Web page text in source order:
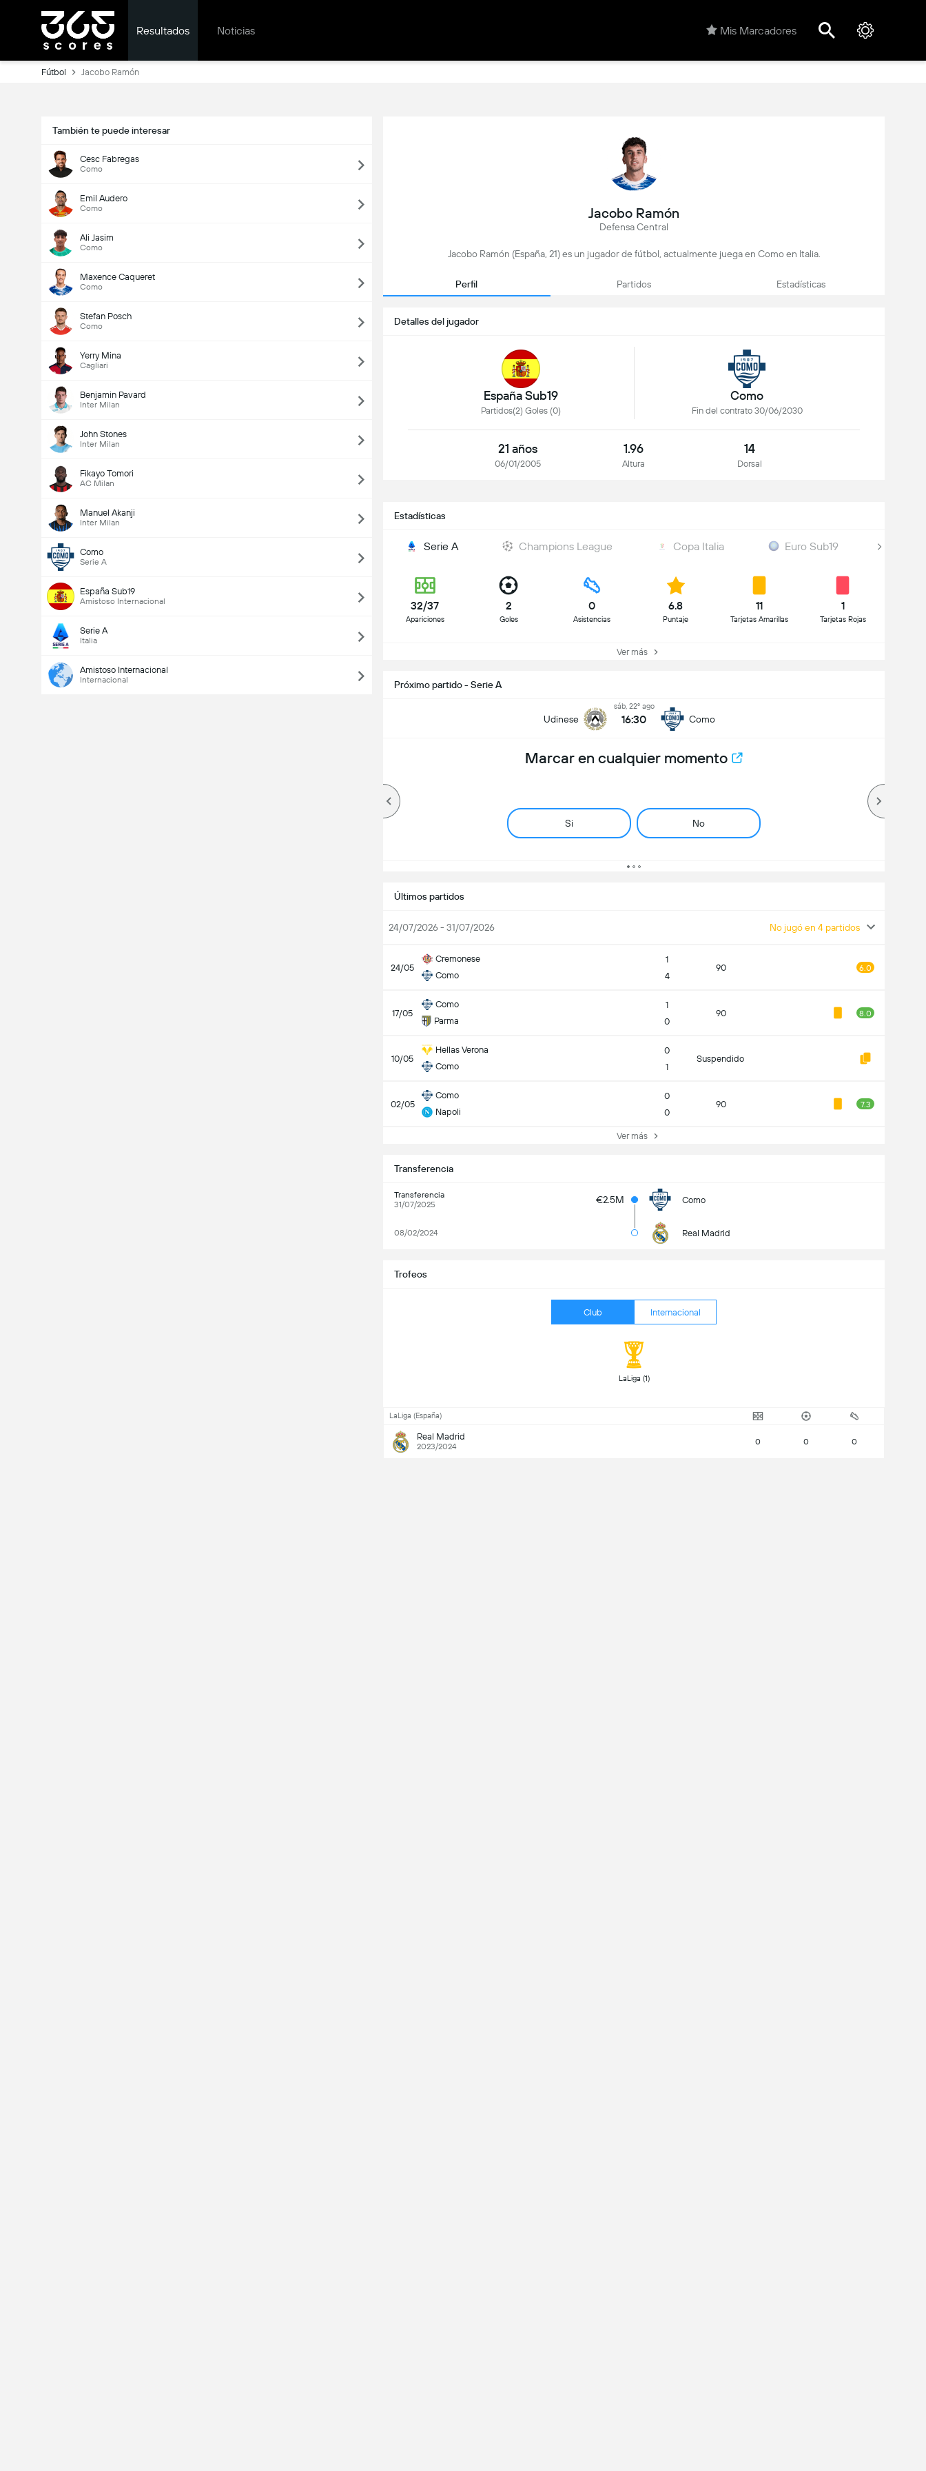
Resultados Noticias Mis Marcadores
Fútbol Jacobo Ramón
También te puede interesar
Cesc Fabregas
Como
Emil Audero
Como
Ali Jasim
Como
Maxence Caqueret
Como
Stefan Posch
Como
Yerry Mina
Cagliari
Benjamin Pavard
Inter Milan
John Stones
Inter Milan
Fikayo Tomori
AC Milan
Manuel Akanji
Inter Milan
Como
Serie A
España Sub19
Amistoso Internacional
Serie A
Italia
Amistoso Internacional
Internacional
Jacobo Ramón
Defensa Central
Jacobo Ramón (España, 21) es un jugador de fútbol, actualmente juega en Como en Italia.
Perfil Partidos Estadísticas
Detalles del jugador
España Sub19
Partidos(2) Goles (0)
Como
Fin del contrato 30/06/2030
21 años
06/01/2005
1.96
Altura
14
Dorsal
Estadísticas
Serie A Champions League Copa Italia Euro Sub19
32/37
Apariciones
2
Goles
0
Asistencias
6.8
Puntaje
11
Tarjetas Amarillas
1
Tarjetas Rojas
Ver más
Próximo partido - Serie A
Udinese
sáb, 22º ago
16:30 Como
Marcar en cualquier momento
Si No
Últimos partidos
24/07/2026 - 31/07/2026 No jugó en 4 partidos
24/05
Cremonese
Como
1
4
90 6.0
17/05
Como
Parma
1
0
90 8.0
10/05
Hellas Verona
Como
0
1
Suspendido
02/05
Como
Napoli
0
0
90 7.3
Ver más
Transferencia
Transferencia
31/07/2025
€2.5M Como
08/02/2024 Real Madrid
Trofeos
Club Internacional
LaLiga (1)
LaLiga (España)
Real Madrid
2023/2024 0 0 0